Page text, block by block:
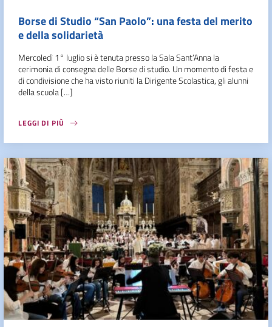
Borse di Studio “San Paolo”: una festa del merito
e della solidarietà
Mercoledì 1° luglio si è tenuta presso la Sala Sant’Anna la
cerimonia di consegna delle Borse di studio. Un momento di festa e
di condivisione che ha visto riuniti la Dirigente Scolastica, gli alunni
della scuola […]
LEGGI DI PIÙ